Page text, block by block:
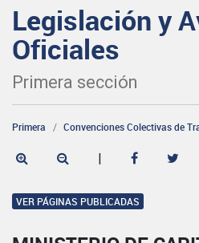
Legislación y
Oficiales
Primera sección
Primera Convenciones Colectivas de
|
VER PÁGINAS PUBLICADAS